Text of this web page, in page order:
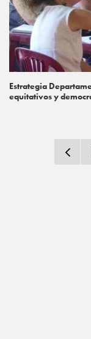
Estrategia
equitativos y